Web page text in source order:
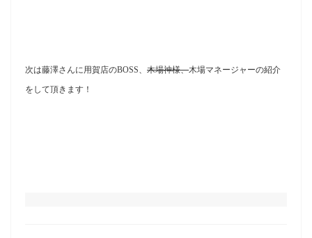
次は藤澤さんに用賀店のBOSS、 木場神様、木場マネージャーの紹介
をして頂きます！